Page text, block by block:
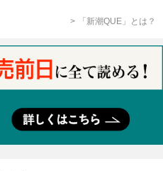
「新潮QUE」とは？